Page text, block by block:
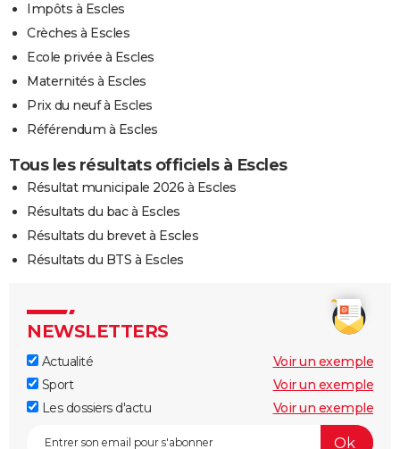
Impôts à Escles
Crèches à Escles
Ecole privée à Escles
Maternités à Escles
Prix du neuf à Escles
Référendum à Escles
Tous les résultats officiels à Escles
Résultat municipale 2026 à Escles
Résultats du bac à Escles
Résultats du brevet à Escles
Résultats du BTS à Escles
NEWSLETTERS
Actualité
Voir un exemple
Sport
Voir un exemple
Les dossiers d'actu
Voir un exemple